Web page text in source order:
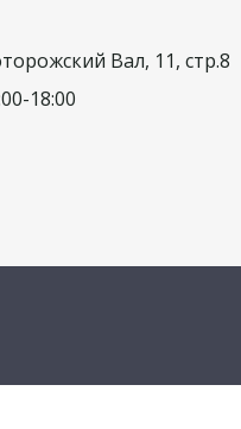
Вал, 11, стр.8
18:00